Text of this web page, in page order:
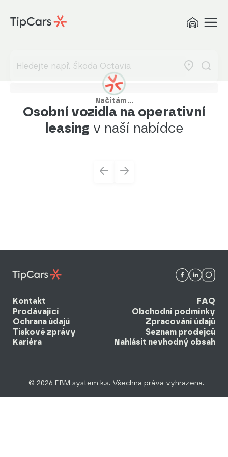
Načítám …
Osobní vozidla na operativní
leasing v naší nabídce
Kontakt
FAQ
Prodávající
Obchodní podmínky
Ochrana údajů
Zpracování údajů
Tiskové zprávy
Seznam prodejců
Kariéra
Nahlásit nevhodný obsah
© 2026 EBM system k.s. Všechna práva vyhrazena.